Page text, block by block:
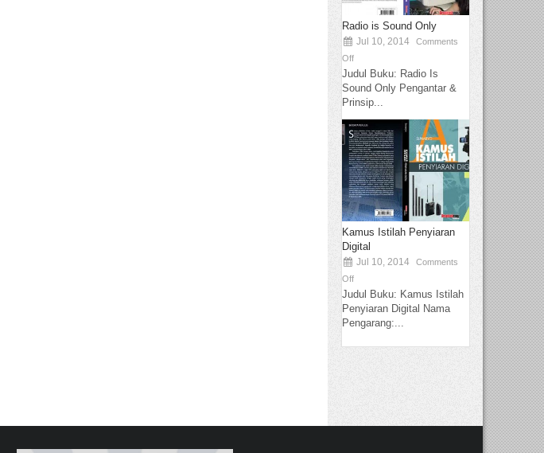
Radio is Sound Only
Jul 10, 2014
Comments
Off
Judul Buku: Radio Is
Sound Only Pengantar &
Prinsip...
Kamus Istilah Penyiaran
Digital
Jul 10, 2014
Comments
Off
Judul Buku: Kamus Istilah
Penyiaran Digital Nama
Pengarang:...